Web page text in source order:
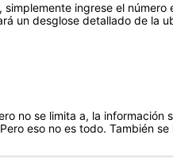
ingrese el
un desglose detallado de la
no se limita a, la información
eso no es todo. También